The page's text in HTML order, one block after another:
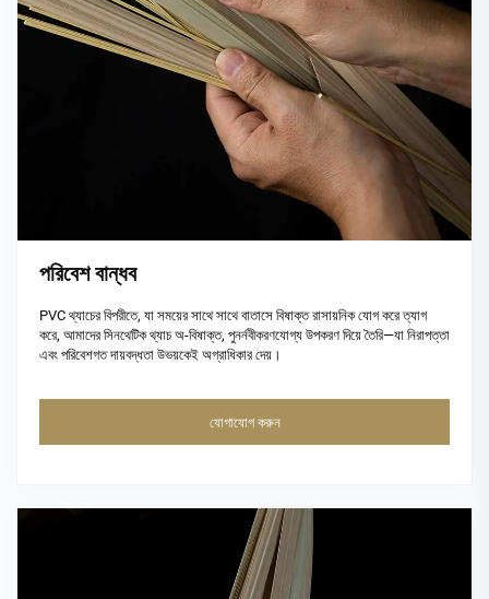
পরিবেশ বান্ধব
PVC থ্যাচের বিপরীতে, যা সময়ের সাথে সাথে বাতাসে বিষাক্ত রাসায়নিক যোগ করে ত্যাগ
করে, আমাদের সিনথেটিক থ্যাচ অ-বিষাক্ত, পুনর্নবীকরণযোগ্য উপকরণ দিয়ে তৈরি—যা নিরাপত্তা
এবং পরিবেশগত দায়বদ্ধতা উভয়কেই অগ্রাধিকার দেয়।
যোগাযোগ করুন